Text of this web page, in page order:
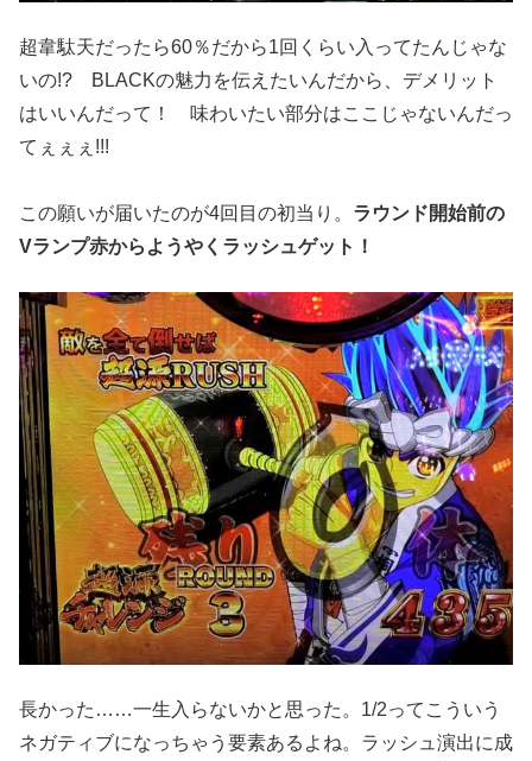
超韋駄天だったら60％だから1回くらい入ってたんじゃな
いの!? BLACKの魅力を伝えたいんだから、デメリット
はいいんだって！ 味わいたい部分はここじゃないんだっ
てぇぇぇ!!!
この願いが届いたのが4回目の初当り。 ラウンド開始前の
Vランプ赤からようやくラッシュゲット！
長かった……一生入らないかと思った。1/2ってこういう
ネガティブになっちゃう要素あるよね。ラッシュ演出に成